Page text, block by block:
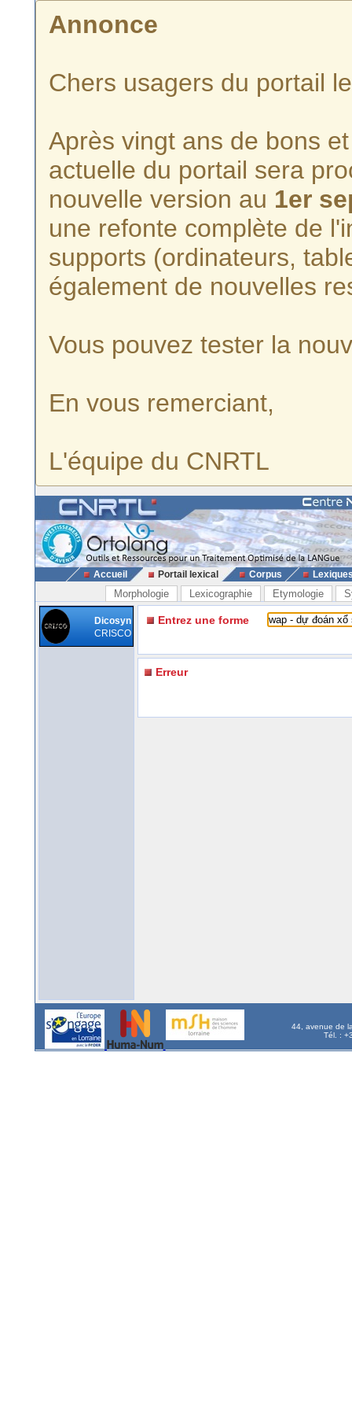
Annonce
Chers usagers du portail
Après vingt ans de bons
actuelle du portail sera
nouvelle version au 1er
une refonte complète de
supports (ordinateurs,
également de nouvelles
Vous pouvez tester la
En vous remerciant,
L'équipe du CNRTL
Accueil Portail lexical Corpus
Morphologie Lexicographie Etymologie
Dicosyn
CRISCO
Entrez une forme
Erreur
44, avenue de
Tél. :